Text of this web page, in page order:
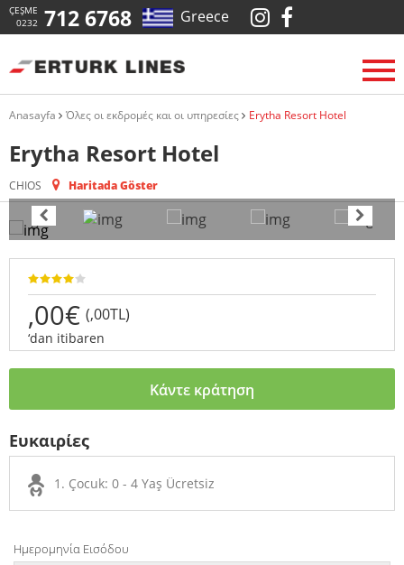
ÇEŞME
0232 712 6768 Greece
Anasayfa Όλες οι εκδρομές και οι υπηρεσίες Erytha Resort Hotel
Erytha Resort Hotel
CHIOS Haritada Göster
,00€ (,00TL)
‘dan itibaren
Κάντε κράτηση
Ευκαιρίες
1. Çocuk: 0 - 4 Yaş Ücretsiz
Ημερομηνία Εισόδου